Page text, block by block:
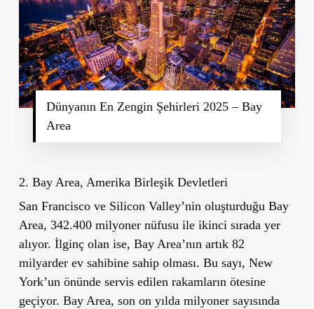
Dünyanın En Zengin Şehirleri 2025 – Bay
Area
2. Bay Area, Amerika Birleşik Devletleri
San Francisco ve Silicon Valley’nin oluşturduğu Bay
Area, 342.400 milyoner nüfusu ile ikinci sırada yer
alıyor. İlginç olan ise, Bay Area’nın artık 82
milyarder ev sahibine sahip olması. Bu sayı, New
York’un önünde servis edilen rakamların ötesine
geçiyor. Bay Area, son on yılda milyoner sayısında